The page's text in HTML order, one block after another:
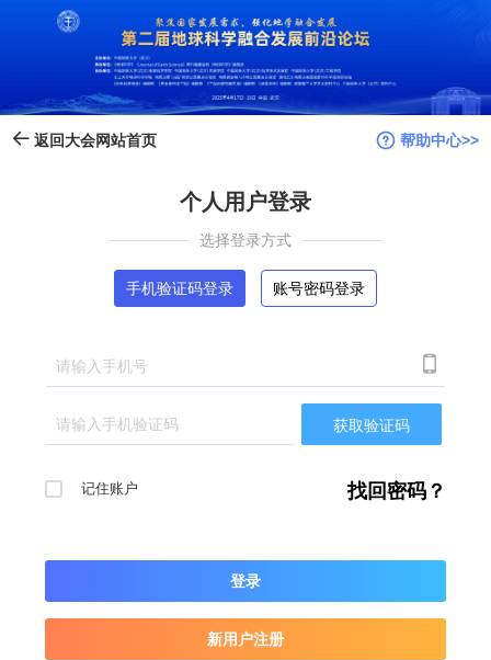
返回大会网站首页 帮助中心>>
个人用户登录
选择登录方式
手机验证码登录 账号密码登录

获取验证码
记住账户 找回密码？
登录
新用户注册